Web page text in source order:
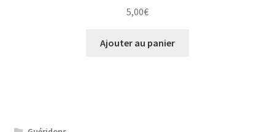
5,00€
Ajouter au panier